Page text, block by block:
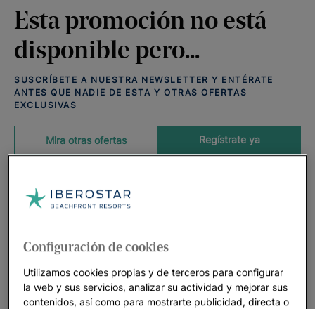
Esta promoción no está
disponible pero...
SUSCRÍBETE A NUESTRA NEWSLETTER Y ENTÉRATE
ANTES QUE NADIE DE ESTA Y OTRAS OFERTAS
EXCLUSIVAS
Regístrate ya
Mira otras ofertas
interesarte:
Configuración de cookies
Utilizamos cookies propias y de terceros para configurar
la web y sus servicios, analizar su actividad y mejorar sus
contenidos, así como para mostrarte publicidad, directa o